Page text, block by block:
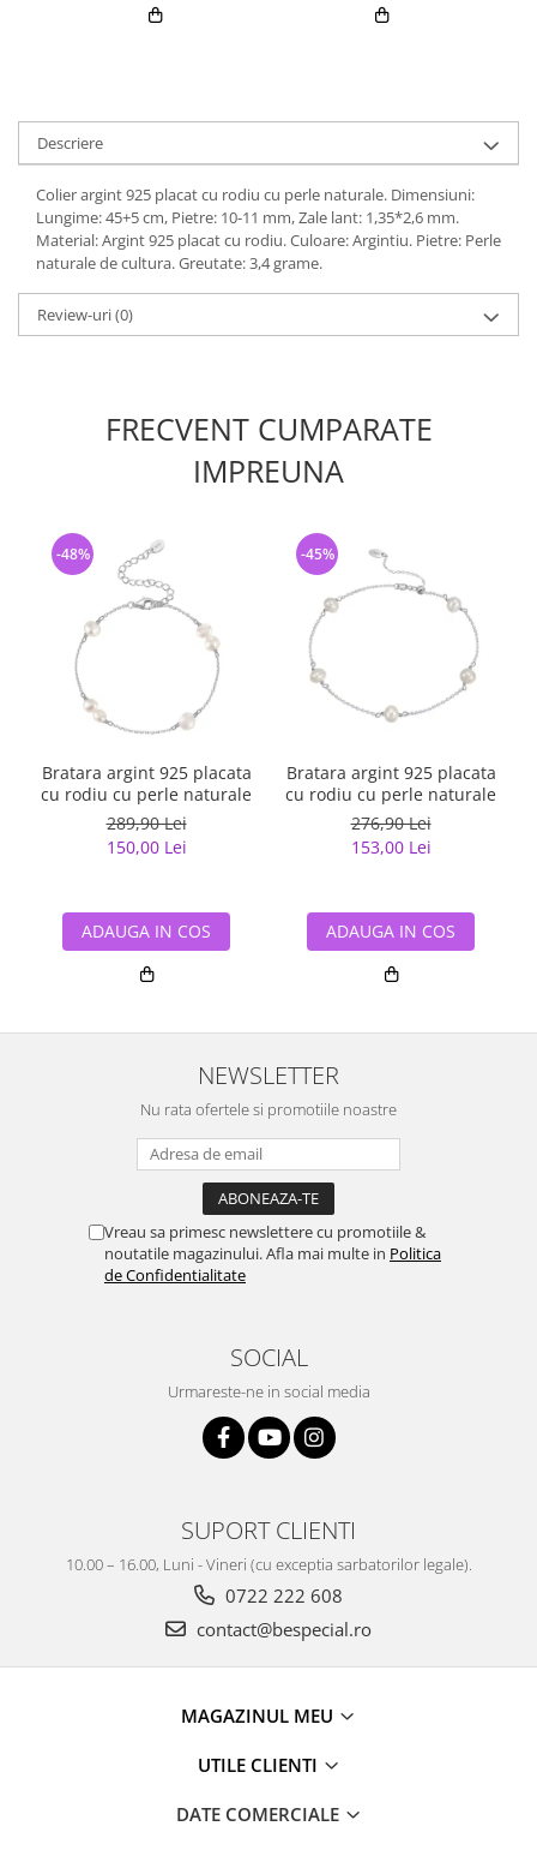
Descriere
Colier argint 925 placat cu rodiu cu perle naturale. Dimensiuni:
Lungime: 45+5 cm, Pietre: 10-11 mm, Zale lant: 1,35*2,6 mm.
Material: Argint 925 placat cu rodiu. Culoare: Argintiu. Pietre: Perle
naturale de cultura. Greutate: 3,4 grame.
Review-uri(0)
FRECVENT CUMPARATE
IMPREUNA
Bratara argint 925 placata
cu rodiu cu perle naturale
289,90 Lei
150,00 Lei
-48%
ADAUGA IN COS
Bratara argint 925 placata
cu rodiu cu perle naturale
276,90 Lei
153,00 Lei
-45%
ADAUGA IN COS
NEWSLETTER
Nu rata ofertele si promotiile noastre
Vreau sa primesc newslettere cu promotiile &
noutatile magazinului. Afla mai multe in Politica
de Confidentialitate
SOCIAL
Urmareste-ne in social media
SUPORT CLIENTI
10.00 – 16.00, Luni - Vineri (cu exceptia sarbatorilor legale).
0722 222 608
contact@bespecial.ro
MAGAZINUL MEU
UTILE CLIENTI
DATE COMERCIALE